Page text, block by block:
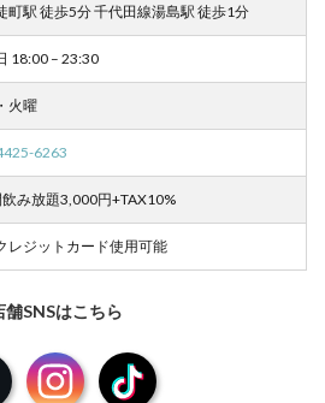
町駅 徒歩5分 千代田線湯島駅 徒歩1分
18:00 – 23:30
火曜
6263
み放題3,000円+TAX10%
レジットカード使用可能
舗SNSはこちら
X InstagramTikTok